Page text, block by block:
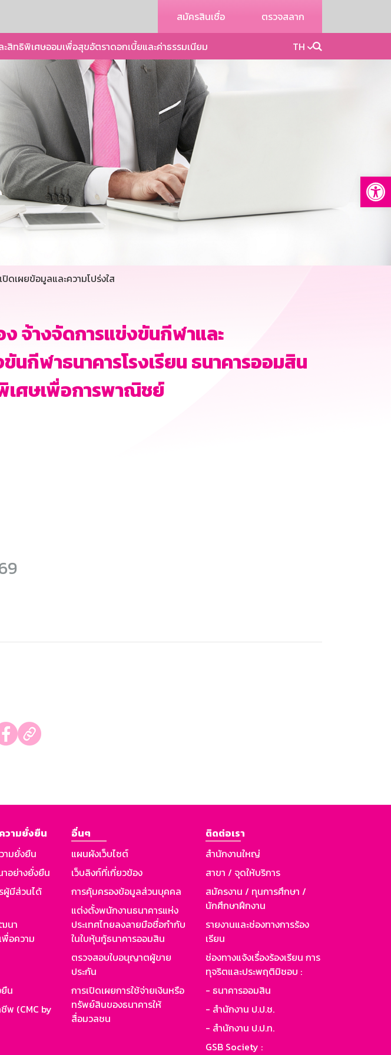
สมัครสินเชื่อ ตรวจสลาก
ะสิทธิพิเศษออมเพื่อสุขอัตราดอกเบี้ยและค่าธรรมเนียม TH
ปิดเผยข้อมูลและความโปร่งใส
ง จ้างจัดการแข่งขันกีฬาและ
นกีฬาธนาคารโรงเรียน ธนาคารออมสิน
เศษเพื่อการพาณิชย์
วามยั่งยืน
มยั่งยืน
อย่างยั่งยืน
ผู้มีส่วนได้
นา
อความ
น
พ (CMC by
อื่นๆ
แผนผังเว็บไซต์
เว็บลิงก์ที่เกี่ยวข้อง
การคุ้มครองข้อมูลส่วนบุคคล
แต่งตั้งพนักงานธนาคารแห่ง
ประเทศไทยลงลายมือชื่อกำกับ
ในใบหุ้นกู้ธนาคารออมสิน
ตรวจสอบใบอนุญาตผู้ขาย
ประกัน
การเปิดเผยการใช้จ่ายเงินหรือ
ทรัพย์สินของธนาคารให้
สื่อมวลชน
ติดต่อเรา
สำนักงานใหญ่
สาขา / จุดให้บริการ
สมัครงาน / ทุนการศึกษา /
นักศึกษาฝึกงาน
รายงานและช่องทางการร้อง
เรียน
ช่องทางแจ้งเรื่องร้องเรียน การ
ทุจริตและประพฤติมิชอบ :
- ธนาคารออมสิน
- สำนักงาน ป.ป.ช.
- สำนักงาน ป.ป.ท.
GSB Society :